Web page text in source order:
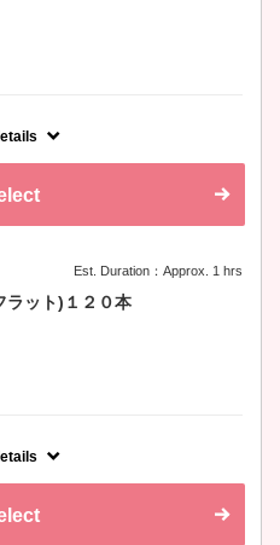
/ 太さ：0.1、0.15、0.2
Est. Duration：Approx. 1 hrs
ラット)１２０本
/ 太さ：0.1、0.15、0.2